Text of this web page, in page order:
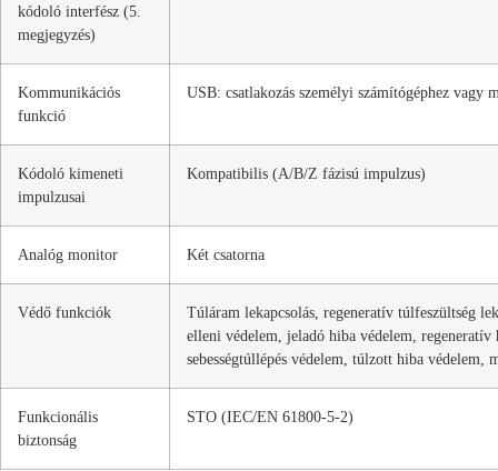
kódoló interfész (5.
megjegyzés)
Kommunikációs
funkció
USB: csatlakozás személyi számítógéphez
Kódoló kimeneti
impulzusai
Kompatibilis (A/B/Z fázisú impulzus)
Analóg monitor Két csatorna
Védő funkciók
Túláram lekapcsolás, regeneratív túlfeszültség
elleni védelem, jeladó hiba védelem, regeneratív
sebességtúllépés védelem, túlzott hiba védelem,
Funkcionális
biztonság
STO (IEC/EN 61800-5-2)